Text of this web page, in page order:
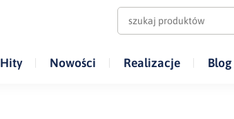
Hity Nowości Realizacje Blog